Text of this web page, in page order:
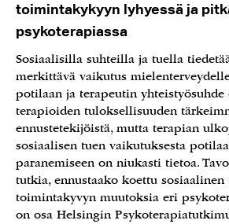
toimintakykyyn lyhyessä ja
psykoterapiassa
Sosiaalisilla suhteilla ja tuella
merkittävä vaikutus
potilaan ja terapeutin yhteistyösuhde
terapioiden tuloksellisuuden
ennustetekijöistä, mutta terapian
sosiaalisen tuen vaikutuksesta
paranemiseen on niukasti tietoa.
tutkia, ennustaako koettu
toimintakyvyn muutoksia eri
on osa Helsingin